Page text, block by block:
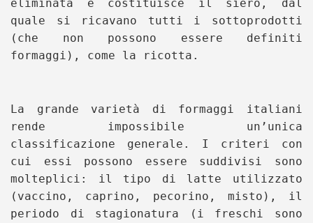
eliminata e costituisce il siero, dal
quale si ricavano tutti i sottoprodotti
(che non possono essere definiti
formaggi), come la ricotta.
La grande varietà di formaggi italiani
rende impossibile un’unica
classificazione generale. I criteri con
cui essi possono essere suddivisi sono
molteplici: il tipo di latte utilizzato
(vaccino, caprino, pecorino, misto), il
periodo di stagionatura (i freschi sono